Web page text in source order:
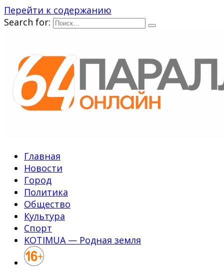
Перейти к содержанию
Search for:
Главная
Новости
Город
Политика
Общество
Культура
Спорт
KOTIMUA — Родная земля